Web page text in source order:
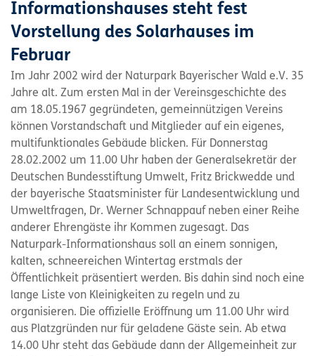
Informationshauses steht fest
Vorstellung des Solarhauses im
Februar
Im Jahr 2002 wird der Naturpark Bayerischer Wald e.V. 35
Jahre alt. Zum ersten Mal in der Vereinsgeschichte des
am 18.05.1967 gegründeten, gemeinnützigen Vereins
können Vorstandschaft und Mitglieder auf ein eigenes,
multifunktionales Gebäude blicken. Für Donnerstag
28.02.2002 um 11.00 Uhr haben der Generalsekretär der
Deutschen Bundesstiftung Umwelt, Fritz Brickwedde und
der bayerische Staatsminister für Landesentwicklung und
Umweltfragen, Dr. Werner Schnappauf neben einer Reihe
anderer Ehrengäste ihr Kommen zugesagt. Das
Naturpark-Informationshaus soll an einem sonnigen,
kalten, schneereichen Wintertag erstmals der
Öffentlichkeit präsentiert werden. Bis dahin sind noch eine
lange Liste von Kleinigkeiten zu regeln und zu
organisieren. Die offizielle Eröffnung um 11.00 Uhr wird
aus Platzgründen nur für geladene Gäste sein. Ab etwa
14.00 Uhr steht das Gebäude dann der Allgemeinheit zur